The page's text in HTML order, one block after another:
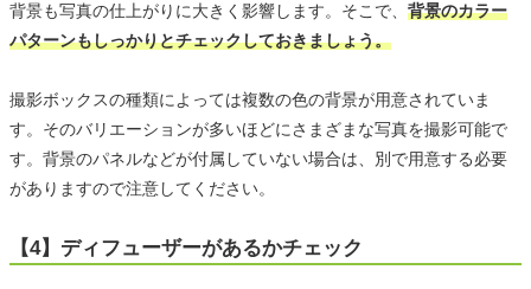
背景も写真の仕上がりに大きく影響します。そこで、 背景のカラー
パターンもしっかりとチェックしておきましょう。
撮影ボックスの種類によっては複数の色の背景が用意されていま
す。そのバリエーションが多いほどにさまざまな写真を撮影可能で
す。背景のパネルなどが付属していない場合は、別で用意する必要
がありますので注意してください。
【4】ディフューザーがあるかチェック